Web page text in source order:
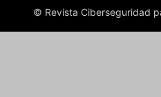
© Revista Ciberseguridad